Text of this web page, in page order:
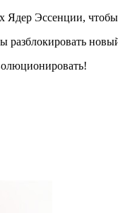
Ядер Эссенции,
разблокировать